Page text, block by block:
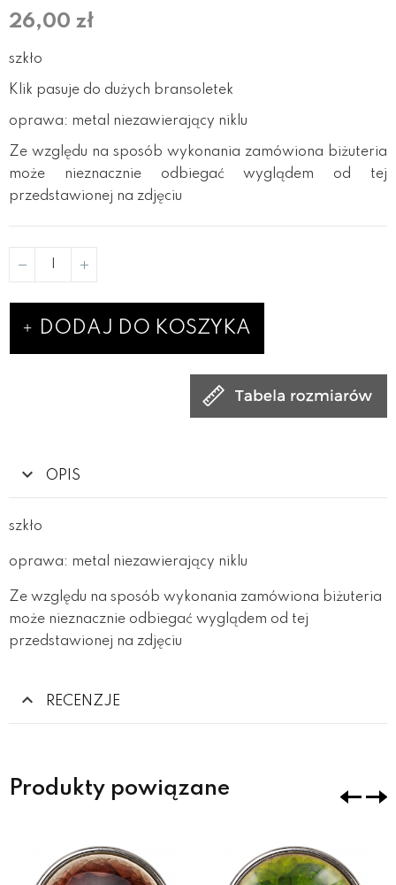
26,00 zł
szkło
Klik pasuje do dużych bransoletek
oprawa: metal niezawierający niklu
Ze względu na sposób wykonania zamówiona biżuteria
może nieznacznie odbiegać wyglądem od tej
przedstawionej na zdjęciu
DODAJ DO KOSZYKA
OPIS
szkło
oprawa: metal niezawierający niklu
Ze względu na sposób wykonania zamówiona biżuteria
może nieznacznie odbiegać wyglądem od tej
przedstawionej na zdjęciu
RECENZJE
Produkty powiązane